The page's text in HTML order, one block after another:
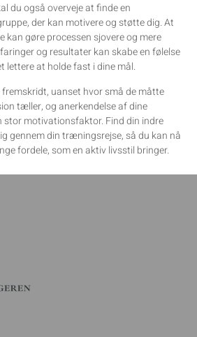
du også overveje at finde en
der kan motivere og støtte dig. At
gøre processen sjovere og mere
og resultater kan skabe en følelse
lettere at holde fast i dine mål.
fremskridt, uanset hvor små de måtte
tæller, og anerkendelse af dine
motivationsfaktor. Find din indre
gennem din træningsrejse, så du kan nå
fordele, som en aktiv livsstil bringer.